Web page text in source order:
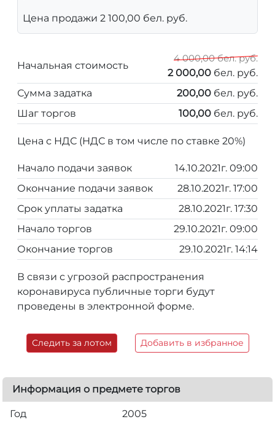
Цена продажи 2 100,00 бел. руб.
Начальная стоимость
4 000,00 бел. руб.
2 000,00 бел. руб.
Сумма задатка
200,00 бел. руб.
Шаг торгов
100,00 бел. руб.
Цена с НДС (НДС в том числе по ставке 20%)
Начало подачи заявок
14.10.2021г. 09:00
Окончание подачи заявок
28.10.2021г. 17:00
Срок уплаты задатка
28.10.2021г. 17:30
Начало торгов
29.10.2021г. 09:00
Окончание торгов
29.10.2021г. 14:14
В связи с угрозой распространения
коронавируса публичные торги будут
проведены в электронной форме.
Следить за лотом Добавить в избранное
Информация о предмете торгов
Год 2005